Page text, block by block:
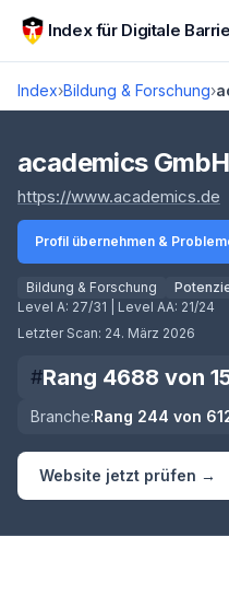
Zum Hauptinhalt springen
Index für Digitale
Index›Bildung & Forschung›
Score lädt
academics GmbH
https://www.academics.de
Profil übernehmen &
Bildung & Forschung
Level A: 27/31 | Level AA: 21/24
Letzter Scan: 24. März 2026
#Rang 4688 von
Branche:Rang 244 von
Website jetzt prüfen →